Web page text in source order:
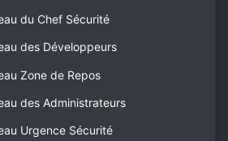
du Chef Sécurité
des Développeurs
Zone de Repos
des Administrateurs
Urgence Sécurité